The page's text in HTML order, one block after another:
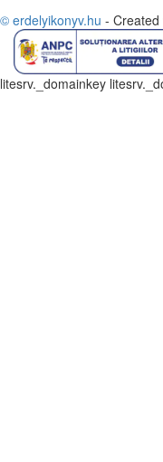
© erdelyikonyv.hu - Created
litesrv._domainkey